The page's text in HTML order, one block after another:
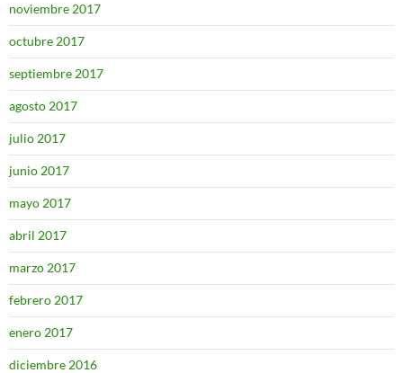
noviembre 2017
octubre 2017
septiembre 2017
agosto 2017
julio 2017
junio 2017
mayo 2017
abril 2017
marzo 2017
febrero 2017
enero 2017
diciembre 2016